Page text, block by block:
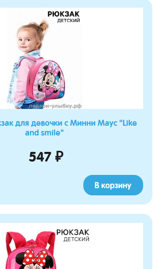
для девочки с Минни Маус "Like
and smile"
547 ₽
В корзину